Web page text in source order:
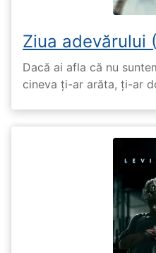
Ziua adevărului
Dacă ai afla că nu
cineva ți-ar arăta, ți-ar